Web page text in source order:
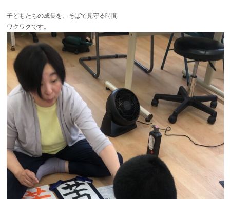
子どもたちの成長を、そばで見守る時間
ワクワクです。